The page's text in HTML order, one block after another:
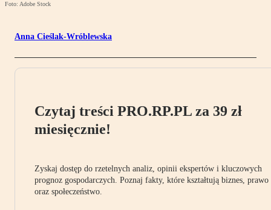
Foto: Adobe Stock
Anna Cieślak-Wróblewska
Czytaj treści PRO.RP.PL za 39 zł
miesięcznie!
Zyskaj dostęp do rzetelnych analiz, opinii ekspertów i kluczowych
prognoz gospodarczych. Poznaj fakty, które kształtują biznes, prawo
oraz społeczeństwo.